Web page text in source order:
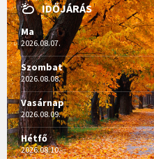
IDŐJÁRÁS
Ma
2026.08.07.
Szombat
2026.08.08.
Vasárnap
2026.08.09.
Hétfő
2026.08.10.